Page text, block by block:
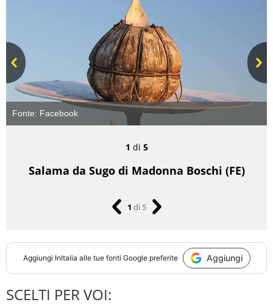
Fonte: Facebook
Prev
1 di 5
Salama da Sugo di Madonna Boschi (FE)
1 di 5
Aggiungi InItalia alle tue fonti Google preferite Aggiungi
SCELTI PER VOI: